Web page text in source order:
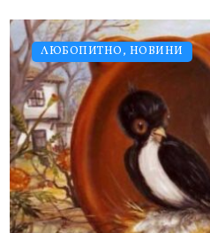
ЛЮБОПИТНО, НОВИНИ